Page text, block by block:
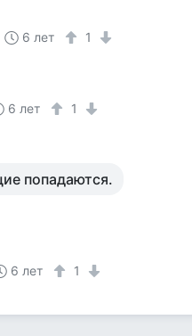
6 лет 1
6 лет 1
попадаются.
6 лет 1